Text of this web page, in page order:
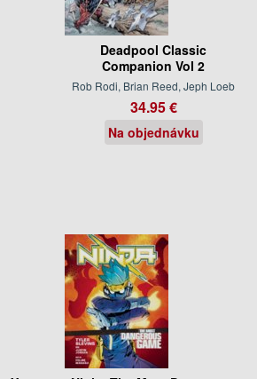
Deadpool Classic
Companion Vol 2
Rob Rodi, Brian Reed, Jeph Loeb
34.95 €
Na objednávku